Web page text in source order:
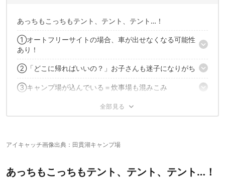
あっちもこっちもテント、テント、テント…！
①オートフリーサイトの場合、車が出せなくなる可能性
あり！
対策：事前準備は入念に！場外に出ないでいいように買い出しは
済ませておく
どうしても外出したいという場合は…？
②「どこに帰ればいいの？」お子さんも迷子になりがち
対策：デコレーションアイテムでキャンプサイト全体を飾りつけ
③キャンプ場が込んでいる＝炊事場も混みこみ
対策：持ち運びシンクを持っていく
④大人も引っかかる！ガイロープで転倒
対策①ペグにロープを付ける
事前対策でスマートで素敵なキャンプを！
こんなことまで起こりうる！キャンプ場オーナーに聞いた実録ト
ラブル
アイキャッチ画像出典： 田貫湖キャンプ場
あっちもこっちもテント、テント、テント…！